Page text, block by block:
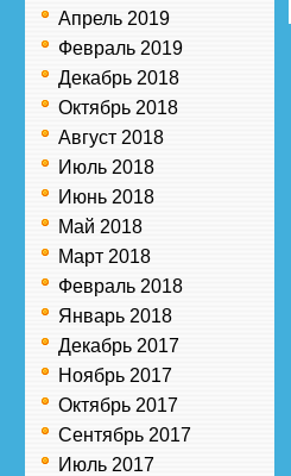
Апрель 2019
Февраль 2019
Декабрь 2018
Октябрь 2018
Август 2018
Июль 2018
Июнь 2018
Май 2018
Март 2018
Февраль 2018
Январь 2018
Декабрь 2017
Ноябрь 2017
Октябрь 2017
Сентябрь 2017
Июль 2017